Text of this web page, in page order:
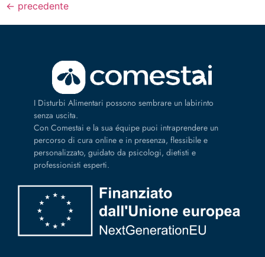
← precedente
I Disturbi Alimentari possono sembrare un labirinto
senza uscita.
Con Comestai e la sua équipe puoi intraprendere un
percorso di cura online e in presenza, flessibile e
personalizzato, guidato da psicologi, dietisti e
professionisti esperti.